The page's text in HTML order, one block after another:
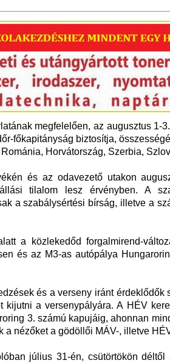
megfelelően, az augusztus 1-
főkapitányság biztosítja,
Horvátország, Szerbia,
és az odavezető utakon
tilalom lesz érvényben. A
a szabálysértési bírság, illetve a
a közlekedőd forgalmirend-
és az M3-as autópálya
és a verseny iránt
kijutni a versenypályára. A HÉV
3. számú kapujáig, ahonnan
a nézőket a gödöllői MÁV-, illetve
július 31-én, csütörtökön